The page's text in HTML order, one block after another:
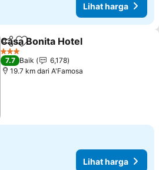
Lihat harga
KongsiTambah ke favorit
Casa Bonita Hotel
3 Bintang
7.7 Baik
6,178
19.7 km dari A'Famosa
Lihat harga